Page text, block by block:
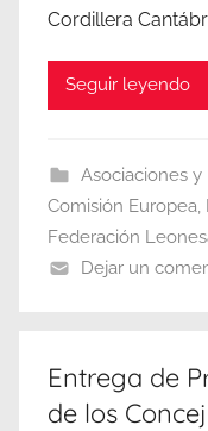
Cordillera
Seguir leyendo
Asociaciones
Comisión Europea,
Federación
Dejar un
Entrega de
de los